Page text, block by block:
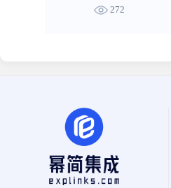
272